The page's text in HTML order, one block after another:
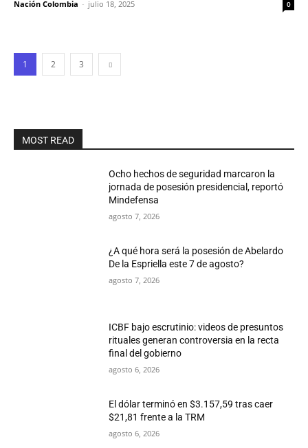
Nación Colombia - julio 18, 2025 0
1 2 3
MOST READ
Ocho hechos de seguridad marcaron la
jornada de posesión presidencial, reportó
Mindefensa
agosto 7, 2026
¿A qué hora será la posesión de Abelardo
De la Espriella este 7 de agosto?
agosto 7, 2026
ICBF bajo escrutinio: videos de presuntos
rituales generan controversia en la recta
final del gobierno
agosto 6, 2026
El dólar terminó en $3.157,59 tras caer
$21,81 frente a la TRM
agosto 6, 2026